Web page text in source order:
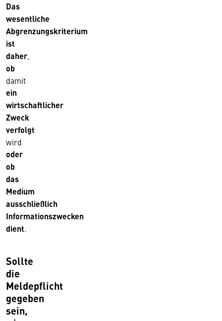
Das
wesentliche
Abgrenzungskriterium
ist
daher
ob
damit
ein
wirtschaftlicher
Zweck
verfolgt
wird
oder
ob
das
Medium
ausschließlich
Informationszwecken
dient.
Sollte
die
Meldepflicht
gegeben
sein,